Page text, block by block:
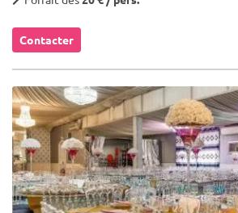
Contacter